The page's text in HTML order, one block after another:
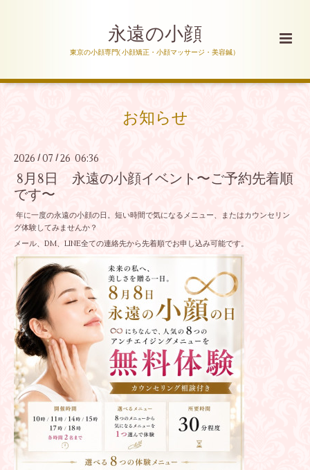
永遠の小顔
東京の小顔専門( 小顔矯正・小顔マッサージ・美容鍼）
お知らせ
2026 / 07 /26 06:36
8月8日 永遠の小顔イベント〜ご予約先着順
です〜
年に一度の永遠の小顔の日。短い時間で気になるメニュー、またはカウンセリン
グ体験してみませんか？
メール、DM、LINE全ての連絡先から先着順でお申し込み可能です。